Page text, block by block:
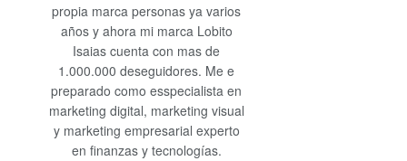
propia marca personas ya varios
años y ahora mi marca Lobito
Isaias cuenta con mas de
1.000.000 deseguidores. Me e
preparado como esspecialista en
marketing digital, marketing visual
y marketing empresarial experto
en finanzas y tecnologías.